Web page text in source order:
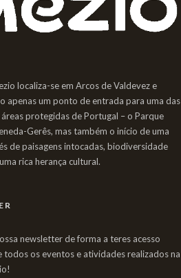
localiza-se em Arcos de Valdevez e
apenas um ponto de entrada para uma das
protegidas de Portugal – o Parque
Gerês, mas também o início de uma
de paisagens intocadas, biodiversidade
rica herança cultural.
newsletter de forma a teres acesso
todos os eventos e atividades realizados na